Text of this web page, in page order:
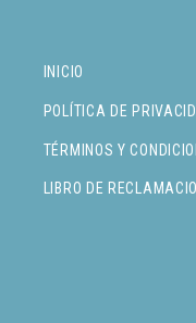
INICIO
POLÍTICA DE
TÉRMINOS Y
LIBRO DE